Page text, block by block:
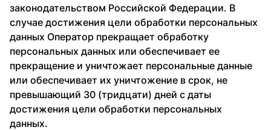
законодательством Российской Федерации. В
случае достижения цели обработки персональных
данных Оператор прекращает обработку
персональных данных или обеспечивает ее
прекращение и уничтожает персональные данные
или обеспечивает их уничтожение в срок, не
превышающий 30 (тридцати) дней с даты
достижения цели обработки персональных
данных.